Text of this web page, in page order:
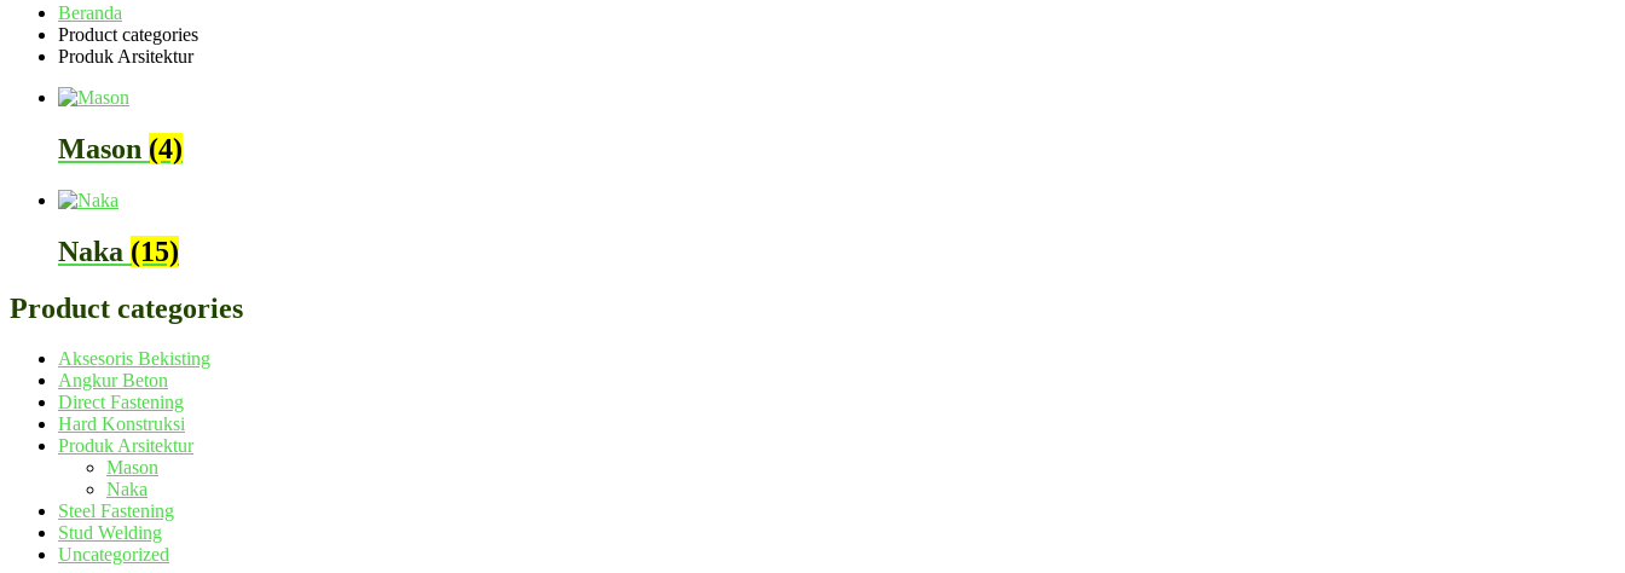
Beranda
Product categories
Produk Arsitektur
Mason (4)
Naka (15)
Product categories
Aksesoris Bekisting
Angkur Beton
Direct Fastening
Hard Konstruksi
Produk Arsitektur
Mason
Naka
Steel Fastening
Stud Welding
Uncategorized